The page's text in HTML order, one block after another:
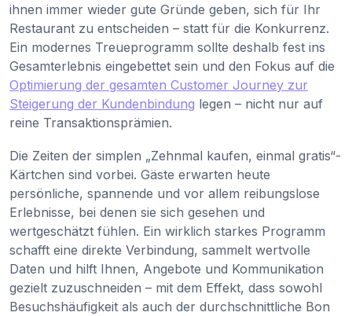
ihnen immer wieder gute Gründe geben, sich für Ihr
Restaurant zu entscheiden – statt für die Konkurrenz.
Ein modernes Treueprogramm sollte deshalb fest ins
Gesamterlebnis eingebettet sein und den Fokus auf die
Optimierung der gesamten Customer Journey zur
Steigerung der Kundenbindung legen – nicht nur auf
reine Transaktionsprämien.
Die Zeiten der simplen „Zehnmal kaufen, einmal gratis“-
Kärtchen sind vorbei. Gäste erwarten heute
persönliche, spannende und vor allem reibungslose
Erlebnisse, bei denen sie sich gesehen und
wertgeschätzt fühlen. Ein wirklich starkes Programm
schafft eine direkte Verbindung, sammelt wertvolle
Daten und hilft Ihnen, Angebote und Kommunikation
gezielt zuzuschneiden – mit dem Effekt, dass sowohl
Besuchshäufigkeit als auch der durchschnittliche Bon